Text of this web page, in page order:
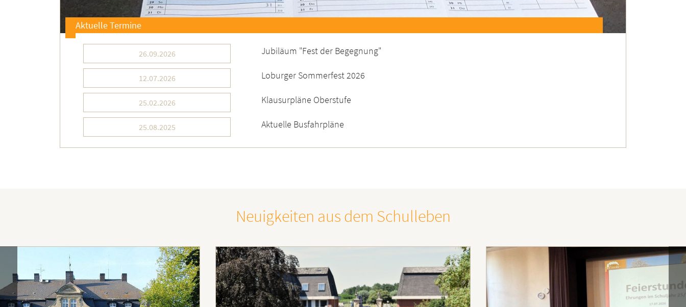
Aktuelle Termine
26.09.2026 Jubiläum "Fest der Begegnung"
12.07.2026 Loburger Sommerfest 2026
25.02.2026 Klausurpläne Oberstufe
25.08.2025 Aktuelle Busfahrpläne
Neuigkeiten aus dem Schulleben